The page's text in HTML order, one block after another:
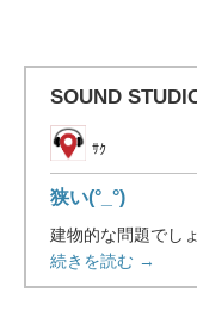
SOUND
ｻｸ
狭い(°_°)
建物的な問題でし
続きを読む →